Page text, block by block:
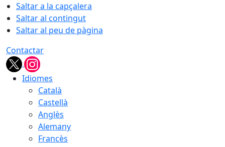
Saltar a la capçalera
Saltar al contingut
Saltar al peu de pàgina
Contactar
Idiomes
Català
Castellà
Anglès
Alemany
Francès